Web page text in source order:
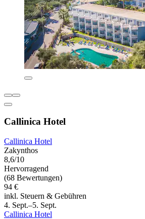
Callinica Hotel
Callinica Hotel
Zakynthos
8,6/10
Hervorragend
(68 Bewertungen)
94 €
inkl. Steuern & Gebühren
4. Sept.–5. Sept.
Callinica Hotel